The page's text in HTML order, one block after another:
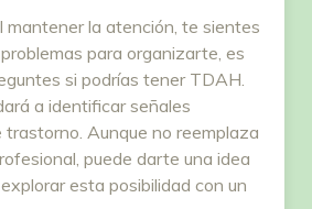
mantener la atención, te sientes
para organizarte, es
si podrías tener TDAH.
a identificar señales
Aunque no reemplaza
puede darte una idea
esta posibilidad con un